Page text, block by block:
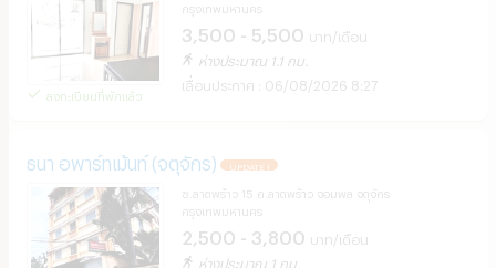
ลงทะเบียนที่พักแล้ว
กรุงเทพมหานคร
3,500 - 5,500 บาท/เดือน
ห่างประมาณ 1.1 กม.
06/08/2026 8:27
ธนา อพาร์ทเม้นท์ (จตุจักร) UPDATE !
ซ.ลาดพร้าว 15 ถ.ลาดพร้าว จอมพล จตุจักร
กรุงเทพมหานคร
2,500 - 3,800 บาท/เดือน
ห่างประมาณ 1 กม.